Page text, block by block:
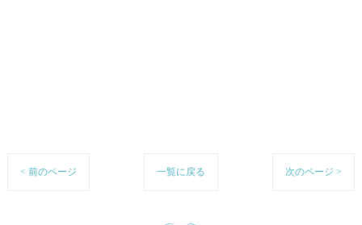
< 前のページ 一覧に戻る 次のページ >